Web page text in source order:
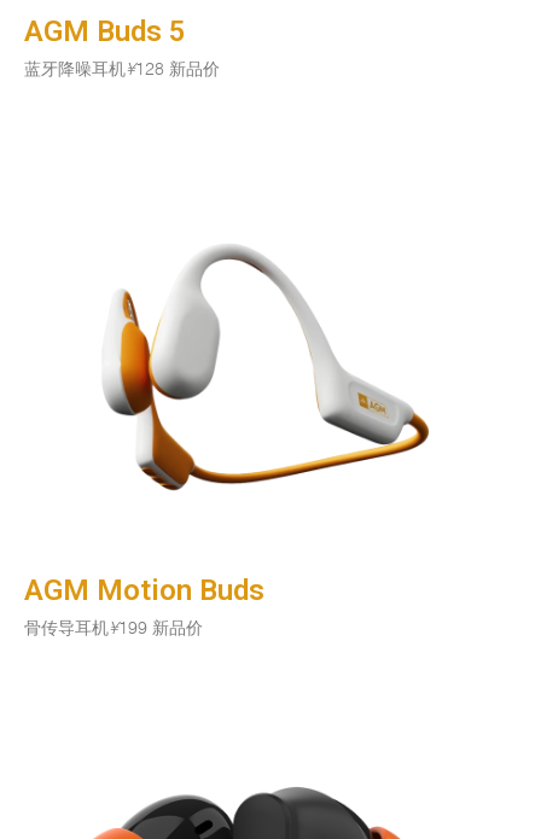
AGM Buds 5
蓝牙降噪耳机¥128 新品价
AGM Motion Buds
骨传导耳机¥199 新品价